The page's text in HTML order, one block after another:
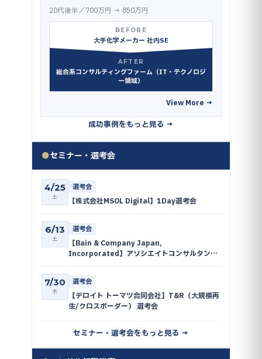
20代後半／700万円 → 850万円
BEFORE
大手化学メーカー 社内SE
AFTER
総合系コンサルティングファーム（IT・テクノロジ
ー領域）
View More →
成功事例をもっと見る →
●セミナー・選考会
4/25
土
選考会
【株式会社MSOL Digital】1Day選考会
6/13
土
選考会
【Bain & Company Japan,
Incorporated】アソシエイトコンサルタン
7/30
木
選考会
【デロイト トーマツ合同会社】T&R（大規模再
生/クロスボーダー） 選考会
セミナー・選考会をもっと見る →